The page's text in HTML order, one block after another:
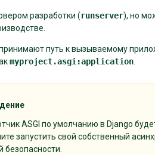
разработки (runserver), но
путь к вызываемому
myproject.asgi:application
ASGI по умолчанию в Django
запустить свой собственный
безопасности.